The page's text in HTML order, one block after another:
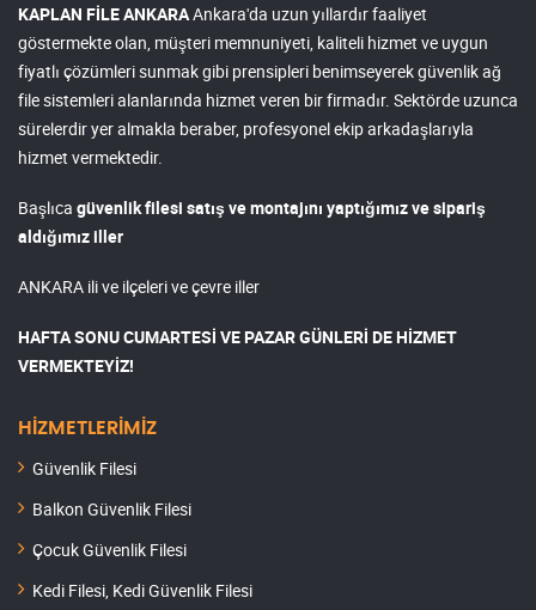
KAPLAN FİLE ANKARAAnkara'da uzun yıllardır faaliyet
göstermekte olan, müşteri memnuniyeti, kaliteli hizmet ve uygun
fiyatlı çözümleri sunmak gibi prensipleri benimseyerek güvenlik ağ
file sistemleri alanlarında hizmet veren bir firmadır. Sektörde uzunca
sürelerdir yer almakla beraber, profesyonel ekip arkadaşlarıyla
hizmet vermektedir.
Başlıca güvenlik filesi satış ve montajını yaptığımız ve sipariş
aldığımız iller
ANKARA ili ve ilçeleri ve çevre iller
HAFTA SONU CUMARTESİ VE PAZAR GÜNLERİ DE HİZMET
VERMEKTEYİZ!
HİZMETLERİMİZ
Güvenlik Filesi
Balkon Güvenlik Filesi
Çocuk Güvenlik Filesi
Kedi Filesi, Kedi Güvenlik Filesi